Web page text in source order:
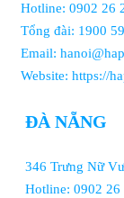
Hotline: 0902 26
Tổng đài: 1900
Email:
Website: https://
ĐÀ NẴNG
346 Trưng Nữ
Hotline: 0902 26